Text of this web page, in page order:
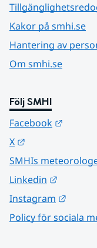
Kakor på smhi.se
Hantering av
Om smhi.se
Följ SMHI
Facebook
X
SMHIs
Linkedin
Instagram
Policy för sociala